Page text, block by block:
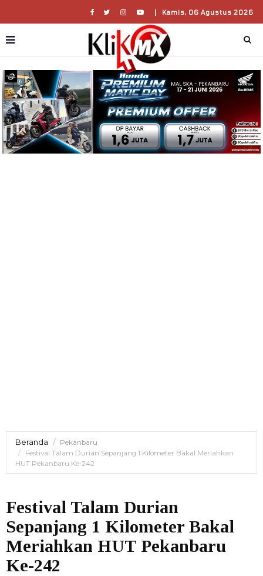
| Kamis, 06 Agustus 2026
Beranda
Pekanbaru
Festival Talam Durian Sepanjang 1 Kilometer Bakal Meriahkan
HUT Pekanbaru Ke-242
Festival Talam Durian
Sepanjang 1 Kilometer Bakal
Meriahkan HUT Pekanbaru
Ke-242